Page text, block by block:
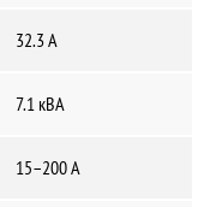
32.3 А
7.1 кВА
15–200 А